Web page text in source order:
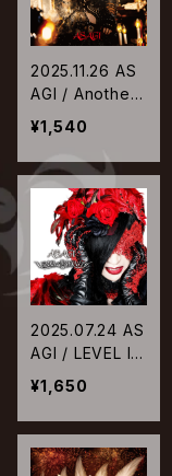
2025.11.26 AS
AGI / Another
me【通常盤】
¥1,540
2025.07.24 AS
AGI / LEVEL IN
FINITY【通常
盤】
¥1,650